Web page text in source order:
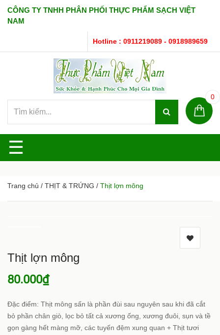
CÔNG TY TNHH PHÂN PHỐI THỰC PHẨM SẠCH VIỆT
NAM
Hotline : 0911219089 - 0918989659
0
☰
Trang chủ / THỊT & TRỨNG / Thịt lợn mông
Thịt lợn mông
80.000₫
Đặc điểm: Thịt mông sấn là phần đùi sau nguyên sau khi đã cắt
bỏ phần chân giò, lọc bỏ tất cả xương ống, xương đuôi, sụn và tề
gọn gàng hết màng mỡ, các tuyến đệm xung quan + Thịt tươi